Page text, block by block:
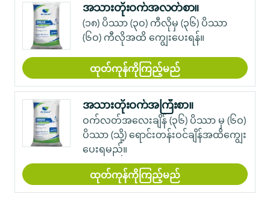
အသားတိုးဝက်အလတ်စာ။
(၁၈) ပိဿာ (၃ဝ) ကီလိုမှ (၃၆) ပိဿာ
(၆ဝ) ကီလိုအထိ ကျွေးပေးရန်။
ထုတ်ကုန်ကိုကြည့်မည်
အသားတိုးဝက်အကြီးစာ။
ဝက်လတ်အလေးချိန် (၃၆) ပိဿာ မှ (၆ဝ)
ပိဿာ (သို့) ရောင်းတန်းဝင်ချိန်အထိကျွေး
ပေးရမည်။
ထုတ်ကုန်ကိုကြည့်မည်